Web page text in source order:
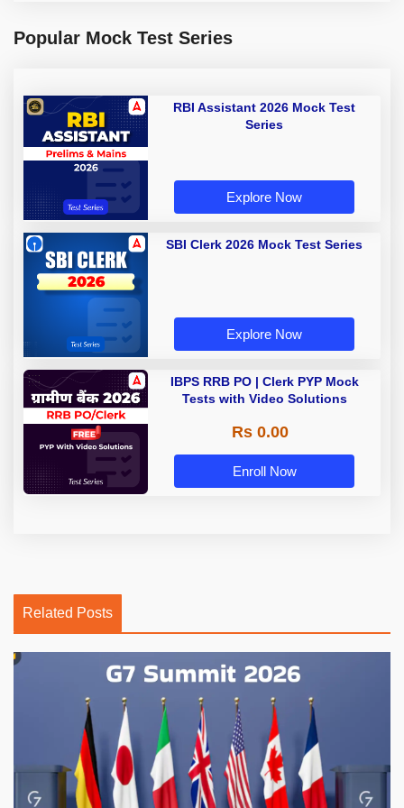
Popular Mock Test Series
RBI Assistant 2026 Mock Test
Series
Explore Now
SBI Clerk 2026 Mock Test Series
Explore Now
IBPS RRB PO | Clerk PYP Mock
Tests with Video Solutions
Rs 0.00
Enroll Now
Related Posts